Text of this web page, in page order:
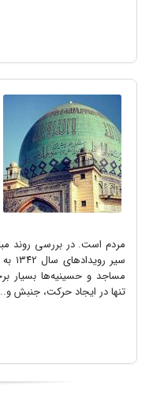
مردم است. در بررسی روند
مساجد و حسینیه‌ها بسیار
تنها در ایجاد حرکت، جنبش و...